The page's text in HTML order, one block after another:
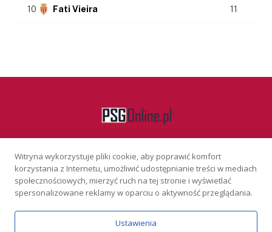
10 Fati Vieira 11
Facebook
KONTAKT REKLAMA POLITYKA PRYWATNOŚCI
Serwis wyłącznie dla osób powyżej 18 lat. Hazard może uzależniać.
Witryna wykorzystuje pliki cookie, aby poprawić komfort
korzystania z Internetu, umożliwić udostępnianie treści w mediach
społecznościowych, mierzyć ruch na tej stronie i wyświetlać
spersonalizowane reklamy w oparciu o aktywność przeglądania.
Ustawienia